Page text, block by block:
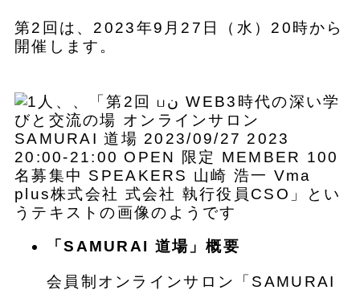
第2回は、2023年9月27日（水）20時から
開催します。
「SAMURAI 道場」概要
会員制オンラインサロン「SAMURAI